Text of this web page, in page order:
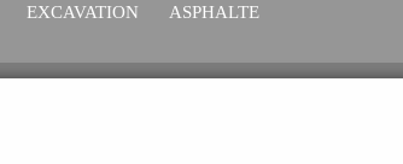
EXCAVATION ASPHALTE